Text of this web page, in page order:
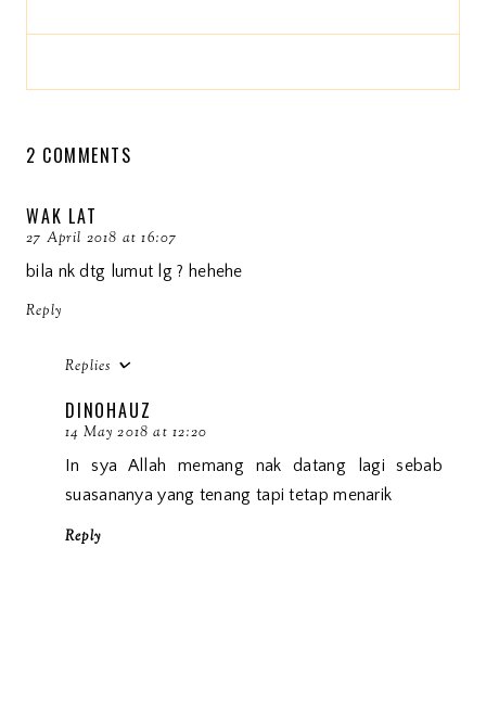
2 COMMENTS
WAK LAT
27 April 2018 at 16:07
bila nk dtg lumut lg ? hehehe
Reply
Replies
DINOHAUZ
14 May 2018 at 12:20
In sya Allah memang nak datang lagi sebab
suasananya yang tenang tapi tetap menarik
Reply